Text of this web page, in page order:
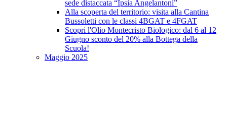
sede distaccata “Ipsia Angelantoni”
Alla scoperta del territorio: visita alla Cantina
Bussoletti con le classi 4BGAT e 4FGAT
Scopri l'Olio Montecristo Biologico: dal 6 al 12
Giugno sconto del 20% alla Bottega della
Scuola!
Maggio 2025